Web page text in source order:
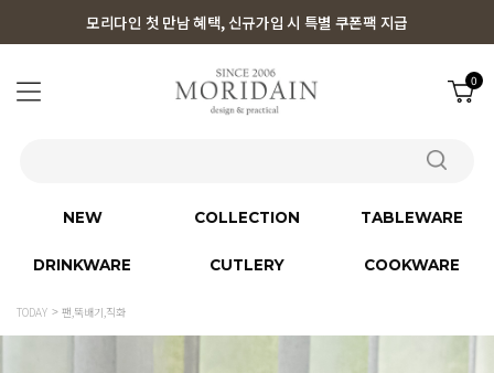
모리다인 첫 만남 혜택, 신규가입 시 특별 쿠폰팩 지급
0
NEW COLLECTION TABLEWARE
DRINKWARE CUTLERY COOKWARE
TODAY 팬,뚝배기,직화